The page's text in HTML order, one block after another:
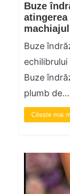
Buze
Buze
Buze
plumb de...
Citește mai